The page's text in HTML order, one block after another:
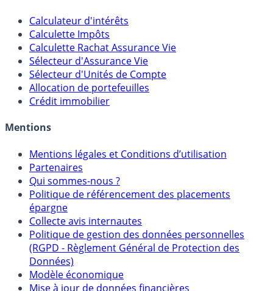
Outils
Calculateur d'intérêts
Calculette Impôts
Calculette Rachat Assurance Vie
Sélecteur d'Assurance Vie
Sélecteur d'Unités de Compte
Crédit immobilier
Mentions
Mentions légales et Conditions d’utilisation
Partenaires
Qui sommes-nous ?
Politique de référencement des placements
épargne
Collecte avis internautes
Politique de gestion des données personnelles
(RGPD - Règlement Général de Protection des
Données)